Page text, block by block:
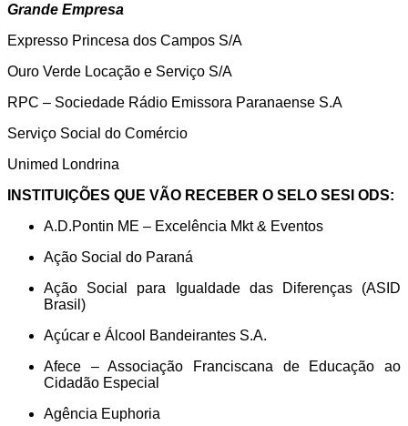
Grande Empresa
Expresso Princesa dos Campos S/A
Ouro Verde Locação e Serviço S/A
RPC – Sociedade Rádio Emissora Paranaense S.A
Serviço Social do Comércio
Unimed Londrina
INSTITUIÇÕES QUE VÃO RECEBER O SELO SESI ODS:
A.D.Pontin ME – Excelência Mkt & Eventos
Ação Social do Paraná
Ação Social para Igualdade das Diferenças (ASID
Brasil)
Açúcar e Álcool Bandeirantes S.A.
Afece – Associação Franciscana de Educação ao
Cidadão Especial
Agência Euphoria